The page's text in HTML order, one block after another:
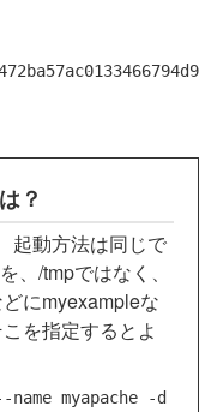
？
起動方法は同じで
、/tmpではなく、
にmyexampleな
を指定するとよ
myapache -d